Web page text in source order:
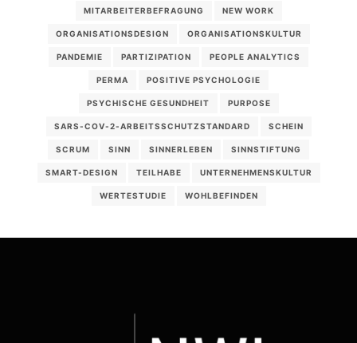
MITARBEITERBEFRAGUNG NEW WORK
ORGANISATIONSDESIGN ORGANISATIONSKULTUR
PANDEMIE PARTIZIPATION PEOPLE ANALYTICS
PERMA POSITIVE PSYCHOLOGIE
PSYCHISCHE GESUNDHEIT PURPOSE
SARS-COV-2-ARBEITSSCHUTZSTANDARD SCHEIN
SCRUM SINN SINNERLEBEN SINNSTIFTUNG
SMART-DESIGN TEILHABE UNTERNEHMENSKULTUR
WERTESTUDIE WOHLBEFINDEN